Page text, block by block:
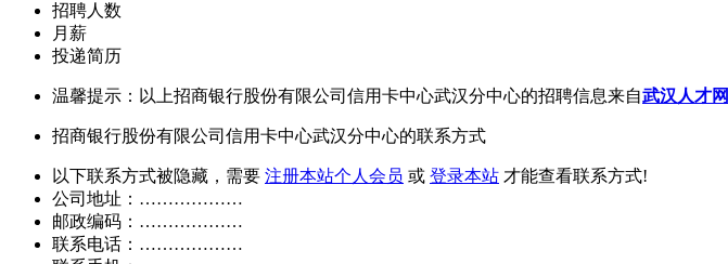
招聘人数
月薪
投递简历
温馨提示：以上招商银行股份有限公司信用卡中心武汉分中心的招聘信息来自武汉人才网
招商银行股份有限公司信用卡中心武汉分中心的联系方式
以下联系方式被隐藏，需要 注册本站个人会员 或 登录本站 才能查看联系方式!
公司地址：………………
邮政编码：………………
联系电话：………………